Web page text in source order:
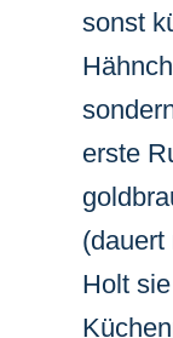
sonst
erste
(dauert
Holt